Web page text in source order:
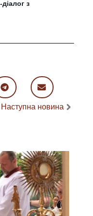
з
Наступна новина